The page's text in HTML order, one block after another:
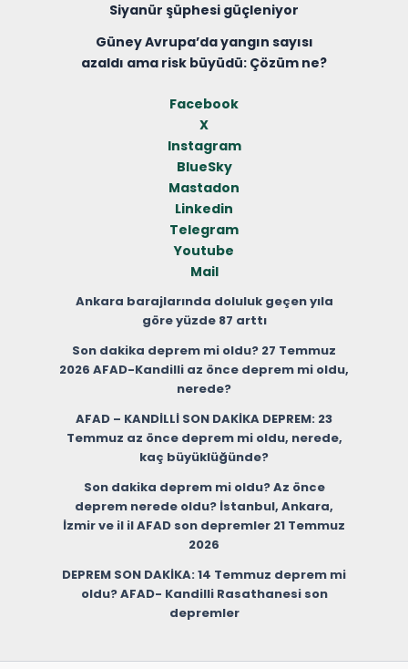
Siyanür şüphesi güçleniyor
Güney Avrupa’da yangın sayısı
azaldı ama risk büyüdü: Çözüm ne?
Facebook
X
Instagram
BlueSky
Mastadon
Linkedin
Telegram
Youtube
Mail
Ankara barajlarında doluluk geçen yıla
göre yüzde 87 arttı
Son dakika deprem mi oldu? 27 Temmuz
2026 AFAD-Kandilli az önce deprem mi oldu,
nerede?
AFAD – KANDİLLİ SON DAKİKA DEPREM: 23
Temmuz az önce deprem mi oldu, nerede,
kaç büyüklüğünde?
Son dakika deprem mi oldu? Az önce
deprem nerede oldu? İstanbul, Ankara,
İzmir ve il il AFAD son depremler 21 Temmuz
2026
DEPREM SON DAKİKA: 14 Temmuz deprem mi
oldu? AFAD- Kandilli Rasathanesi son
depremler